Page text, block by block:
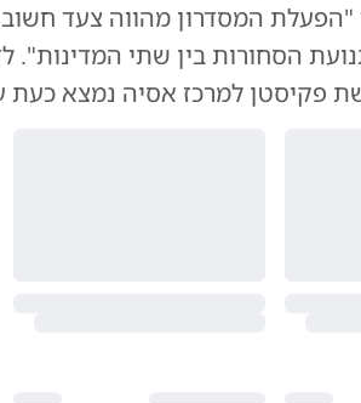
"הפעלת המסדרון מהווה צעד
הסחורות בין שתי המדינות".
פקיסטן למרכז אסיה נמצא כעת